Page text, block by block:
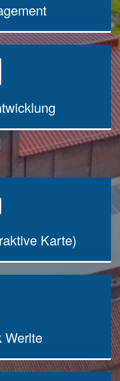
Karte)
Werlte